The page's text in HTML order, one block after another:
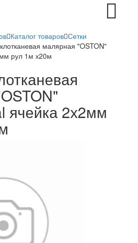
Toggle
navigation
Каталог товаров Сетки
малярная "OSTON"
рул 1м х20м
ячейка 2х2мм